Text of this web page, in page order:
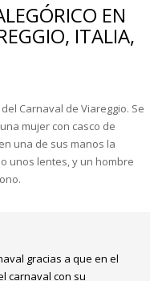
EN
ITALIA,
Carnaval de Viareggio. Se
mujer con casco de
una de sus manos la
unos lentes, y un hombre
gracias a que en el
carnaval con su